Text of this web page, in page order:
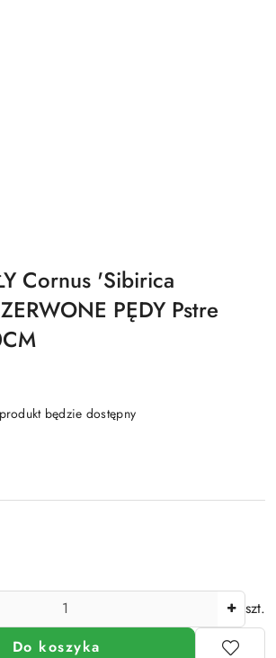
Cornus 'Sibirica
PĘDY Pstre
będzie dostępny
szt.
Do koszyka